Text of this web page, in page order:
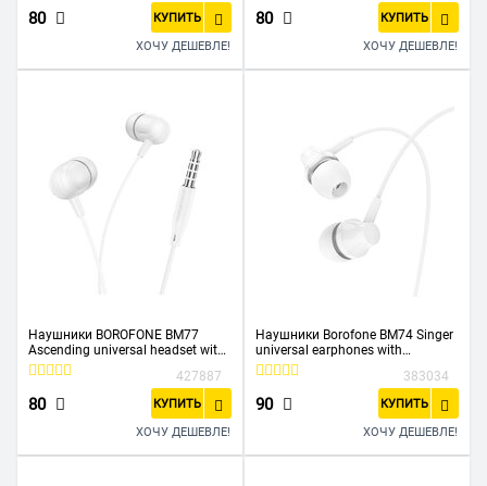
80 КУПИТЬ
ХОЧУ ДЕШЕВЛЕ!
80 КУПИТЬ
ХОЧУ ДЕШЕВЛЕ!
Наушники BOROFONE BM77
Ascending universal headset with
microphone (белый)
427887
80 КУПИТЬ
ХОЧУ ДЕШЕВЛЕ!
Наушники Borofone BM74 Singer
universal earphones with
microphone, white
383034
90 КУПИТЬ
ХОЧУ ДЕШЕВЛЕ!